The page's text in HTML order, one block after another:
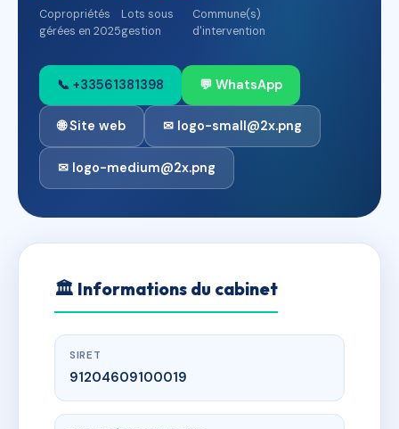
Copropriétés
gérées en 2025
Lots sous
gestion
Commune(s)
d'intervention
📞 +33561381398 💬 WhatsApp
🌐 Site web ✉ logo-small@2x.png
✉ logo-medium@2x.png
🏛 Informations du cabinet
SIRET
91204609100019